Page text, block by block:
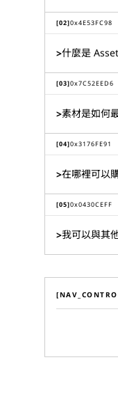
[02]0x4E53FC98
>什麼是
[03]0x7C52EED6
>素材是如何
[04]0x3176FE91
>在哪裡可以
[05]0x0430CEFF
>我可以與其